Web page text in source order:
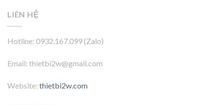
LIÊN HỆ
Hotline: 0932.167.099 (Zalo)
Email: thietbi2w@gmail.com
Website: thietbi2w.com